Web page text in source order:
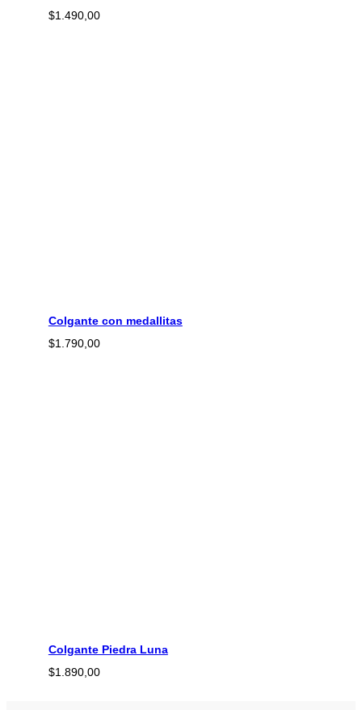
$1.490,00
Colgante con medallitas
$1.790,00
Colgante Piedra Luna
$1.890,00